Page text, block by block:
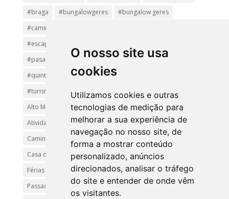
O nosso site usa
cookies
Utilizamos cookies e outras
tecnologias de medição para
melhorar a sua experiência de
navegação no nosso site, de
forma a mostrar conteúdo
personalizado, anúncios
direcionados, analisar o tráfego
do site e entender de onde vêm
os visitantes.
#braga
#bungalowgeres
#bungalow geres
#caminhadas
#escapadinha
#pasadiços
#passadiçosdovez
#penedageres
#quintalamosa
#religião
#turismoreligioso
#turismorural
#vianadocastelo
Alto Minho
Arcos de Valdevez.
Arcos Valdevez
Atividades e Passeios
aventura
Caminhadas e Passeio
Caminho de Santiago
Caminho Minhoto Ribeiro
Casa da Arvore
casa de feria geres
ferias
Férias Geres
Minho
Parque Nacional da Peneda-Gerês
Passadiços do Sistelo
passeios
Peregrinação